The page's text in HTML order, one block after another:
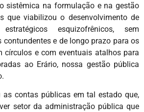
sistêmica na formulação e na gestão
que viabilizou o desenvolvimento de
esquizofrênicos, sem
contundentes e de longo prazo para os
círculos e com eventuais atalhos para
ao Erário, nossa gestão pública
as contas públicas em tal estado que,
setor da administração pública que